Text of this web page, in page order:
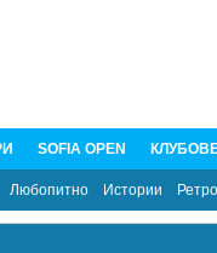
SOFIA OPEN
Любопитно Истории Ретро